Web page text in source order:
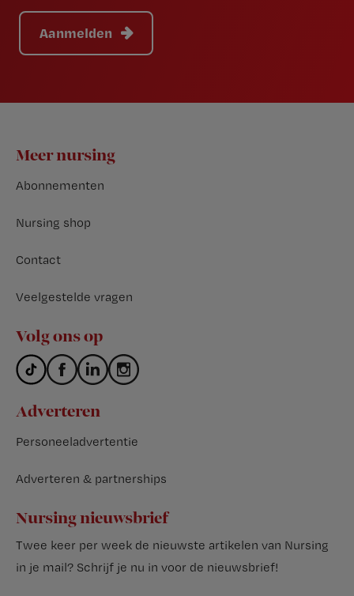
Aanmelden
Footer
Meer nursing
Abonnementen
Nursing shop
Contact
Veelgestelde vragen
Volg ons op
Adverteren
Personeeladvertentie
Adverteren & partnerships
Nursing nieuwsbrief
Twee keer per week de nieuwste artikelen van Nursing
in je mail? Schrijf je nu in voor de nieuwsbrief!